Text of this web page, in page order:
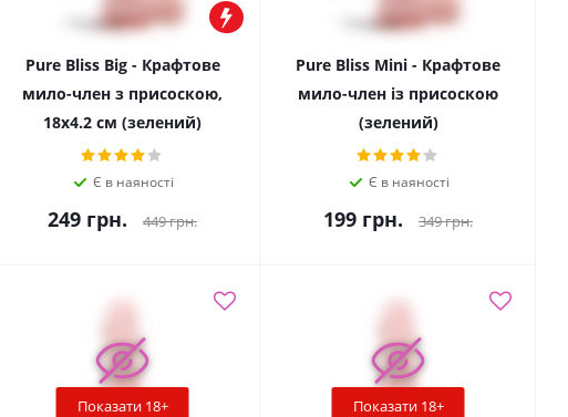
Pure Bliss Big - Крафтове
мило-член з присоскою,
18х4.2 см (зелений)
Є в наяності
249 грн. 449грн.
Pure Bliss Mini - Крафтове
мило-член із присоскою
(зелений)
Є в наяності
199 грн. 349грн.
Показати 18+ Показати 18+